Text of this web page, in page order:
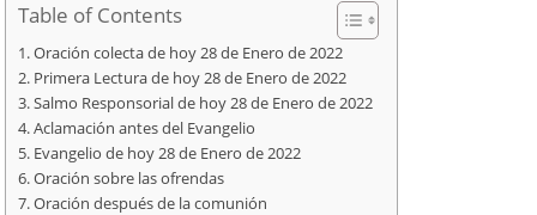
Table of Contents
Oración colecta de hoy 28 de Enero de 2022
Primera Lectura de hoy 28 de Enero de 2022
Salmo Responsorial de hoy 28 de Enero de 2022
Aclamación antes del Evangelio
Evangelio de hoy 28 de Enero de 2022
Oración sobre las ofrendas
Oración después de la comunión